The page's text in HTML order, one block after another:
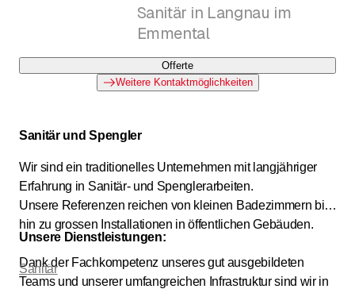
Sanitär in Langnau im
Emmental
Offerte
Weitere Kontaktmöglichkeiten
Sanitär und Spengler
Wir sind ein traditionelles Unternehmen mit langjähriger
Erfahrung in Sanitär- und Spenglerarbeiten.
Unsere Referenzen reichen von kleinen Badezimmern bis
hin zu grossen Installationen in öffentlichen Gebäuden.
Dank der Fachkompetenz unseres gut ausgebildeten
Teams und unserer umfangreichen Infrastruktur sind wir in
Unsere Dienstleistungen:
Sanitär